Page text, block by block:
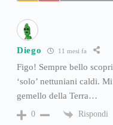
Diego 11 mesi fa
Figo! Sempre bello
‘solo’ nettuniani caldi.
gemello della Terra…
0 Rispondi